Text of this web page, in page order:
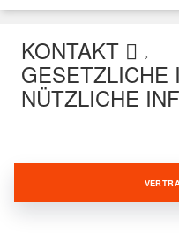
KONTAKT >
GESETZLICHE
NÜTZLICHE